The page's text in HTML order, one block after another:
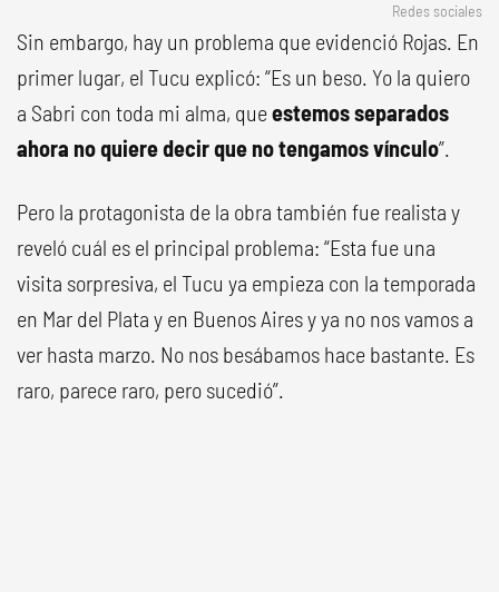
Redes sociales
Sin embargo, hay un problema que evidenció Rojas. En
primer lugar, el Tucu explicó: “Es un beso. Yo la quiero
a Sabri con toda mi alma, queestemos separados
ahora no quiere decir que no tengamos vínculo”.
Pero la protagonista de la obra también fue realista y
reveló cuál es el principal problema: “Esta fue una
visita sorpresiva, el Tucu ya empieza con la temporada
en Mar del Plata y en Buenos Aires y ya no nos vamos a
ver hasta marzo. No nos besábamos hace bastante. Es
raro, parece raro, pero sucedió”.